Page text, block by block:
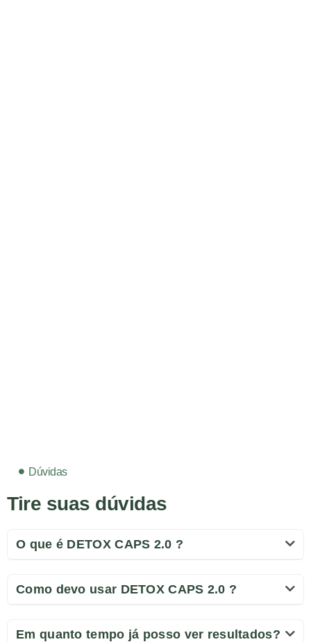
Dúvidas
Tire suas dúvidas
O que é DETOX CAPS 2.0 ?
Como devo usar DETOX CAPS 2.0 ?
Em quanto tempo já posso ver resultados?